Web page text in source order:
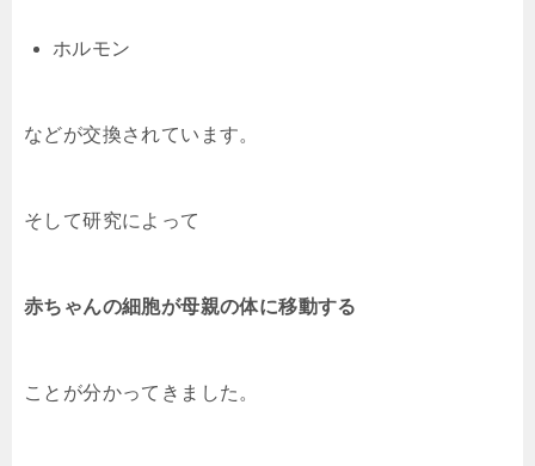
ホルモン
などが交換されています。
そして研究によって
赤ちゃんの細胞が母親の体に移動する
ことが分かってきました。